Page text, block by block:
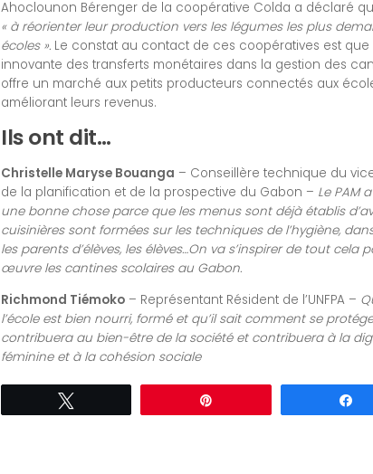
Ahoclounon Bérenger de la coopérative Colda a déclaré
« à réorienter leur production vers les légumes les plus
écoles ». Le constat au contact de ces coopératives est que
innovante des transferts monétaires dans la gestion des
offre un marché aux petits producteurs connectés aux
améliorant leurs revenus.
Ils ont dit…
Christelle Maryse Bouanga – Conseillère technique du
de la planification et de la prospective du Gabon – Le PAM
une bonne chose parce que les menus sont déjà établis
cuisinières sont formées sur les techniques de l’hygiène,
les parents d’élèves, les élèves…On va s’inspirer de tout cela
œuvre les cantines scolaires au Gabon.
Richmond Tiémoko – Représentant Résident de l’UNFPA –
l’école est bien nourri, formé et qu’il sait comment se
contribuera au bien-être de la société et contribuera à la
féminine et à la cohésion sociale